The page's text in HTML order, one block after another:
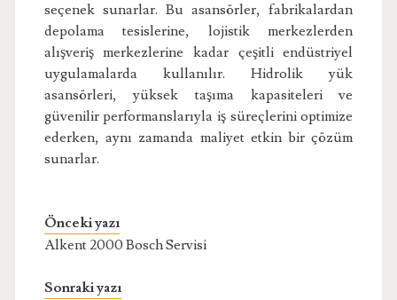
seçenek sunarlar. Bu asansörler, fabrikalardan
depolama tesislerine, lojistik merkezlerden
alışveriş merkezlerine kadar çeşitli endüstriyel
uygulamalarda kullanılır. Hidrolik yük
asansörleri, yüksek taşıma kapasiteleri ve
güvenilir performanslarıyla iş süreçlerini optimize
ederken, aynı zamanda maliyet etkin bir çözüm
sunarlar.
Önceki yazı
Alkent 2000 Bosch Servisi
Sonraki yazı